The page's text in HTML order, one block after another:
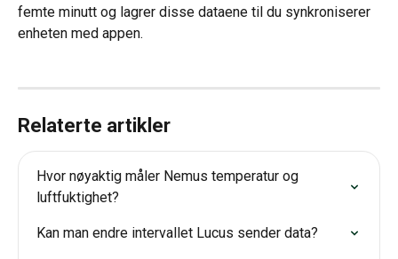
femte minutt og lagrer disse dataene til du synkroniserer
enheten med appen.
Relaterte artikler
Hvor nøyaktig måler Nemus temperatur og
luftfuktighet?
Kan man endre intervallet Lucus sender data?